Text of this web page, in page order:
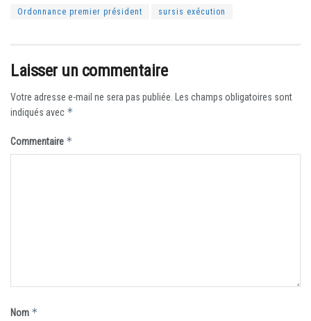
Ordonnance premier président sursis exécution
Laisser un commentaire
Votre adresse e-mail ne sera pas publiée.
Les champs obligatoires sont
indiqués avec *
Commentaire *
Nom *